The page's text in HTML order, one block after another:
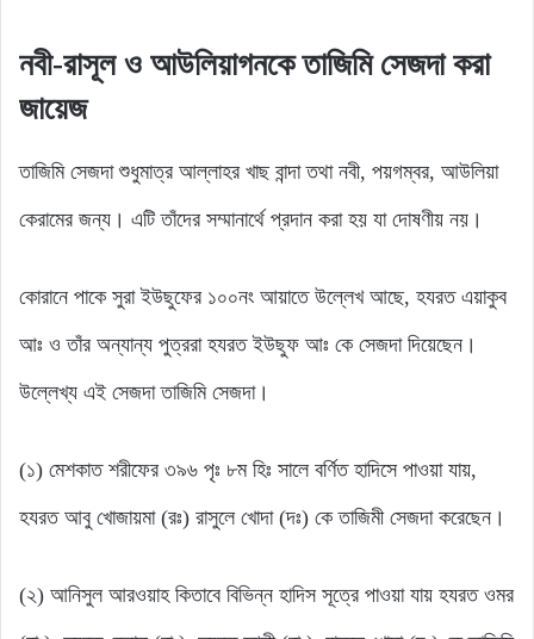
নবী-রাসূল ও আউলিয়াগনকে তাজিমি সেজদা করা
জায়েজ
তাজিমি সেজদা শুধুমাত্র আল্লাহর খাছ বান্দা তথা নবী, পয়গম্বর, আউলিয়া
কেরামের জন্য। এটি তাঁদের সম্মানার্থে প্রদান করা হয় যা দোষণীয় নয়।
কোরানে পাকে সুরা ইউছুফের ১০০নং আয়াতে উল্লেখ আছে, হযরত এয়াকুব
আঃ ও তাঁর অন্যান্য পুত্ররা হযরত ইউছুফ আঃ কে সেজদা দিয়েছেন।
উল্লেখ্য এই সেজদা তাজিমি সেজদা।
(১) মেশকাত শরীফের ৩৯৬ পৃঃ ৮ম হিঃ সালে বর্ণিত হাদিসে পাওয়া যায়,
হযরত আবু খোজায়মা (রঃ) রাসুলে খোদা (দঃ) কে তাজিমী সেজদা করেছেন।
(২) আনিসুল আরওয়াহ কিতাবে বিভিন্ন হাদিস সূত্রে পাওয়া যায় হযরত ওমর